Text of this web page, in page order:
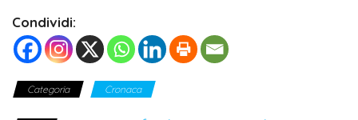
Condividi:
Categoria Cronaca